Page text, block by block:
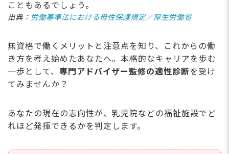
こともあるでしょう。
出典： 労働基準法における母性保護規定／厚生労働省
無資格で働くメリットと注意点を知り、これからの働
き方を考え始めたあなたへ。本格的なキャリアを歩む
一歩として、 専門アドバイザー監修の適性診断を受け
てみませんか？
あなたの現在の志向性が、乳児院などの福祉施設でど
れほど発揮できるかを判定します。